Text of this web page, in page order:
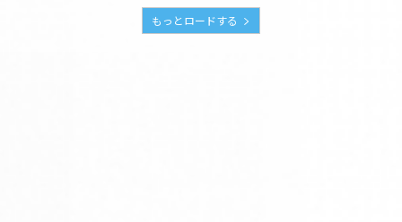
もっとロードする